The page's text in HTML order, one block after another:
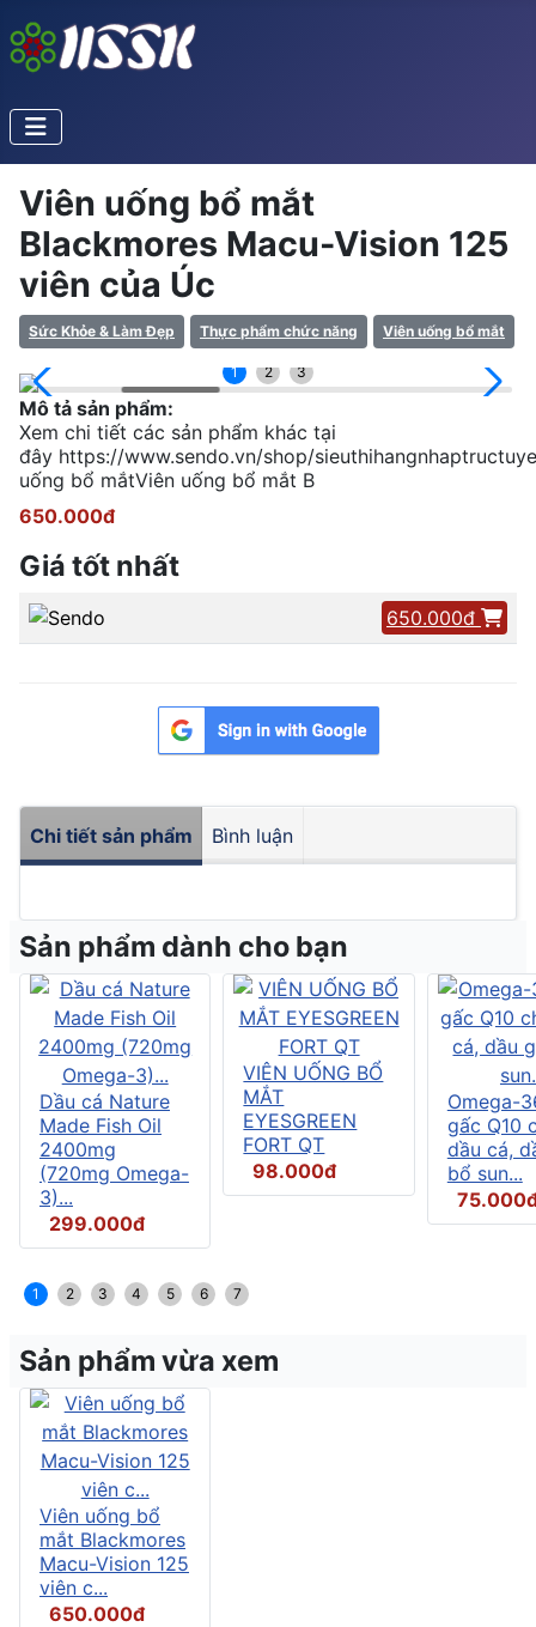
Viên uống bổ mắt
Blackmores Macu-Vision 125
viên của Úc
Sức Khỏe & Làm Đẹp Thực phẩm chức năng Viên uống bổ mắt
1 2 3
Mô tả sản phẩm:
Xem chi tiết các sản phẩm khác tại
đây https://www.sendo.vn/shop/
uống bổ mắtViên uống bổ mắt B
650.000đ
Giá tốt nhất
650.000đ
Chi tiết sản phẩm Bình luận
Sản phẩm dành cho bạn
Dầu cá Nature
Made Fish Oil
2400mg
(720mg Omega-
3)...
299.000đ
VIÊN UỐNG BỔ
MẮT
EYESGREEN
FORT QT
98.000đ
Omega-
gấc Q10
dầu cá,
bổ sun...
1 2 3 4 5 6 7
Sản phẩm vừa xem
Viên uống bổ
mắt Blackmores
Macu-Vision 125
viên c...
650.000đ